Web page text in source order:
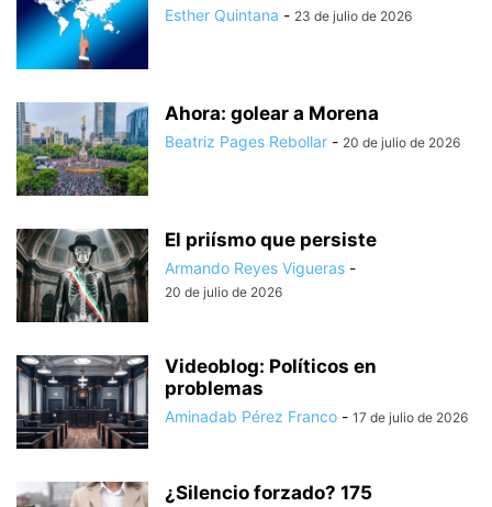
Esther Quintana - 23 de julio de 2026
Ahora: golear a Morena
Beatriz Pages Rebollar - 20 de julio de 2026
El priísmo que persiste
Armando Reyes Vigueras -
20 de julio de 2026
Videoblog: Políticos en
problemas
Aminadab Pérez Franco - 17 de julio de 2026
¿Silencio forzado? 175